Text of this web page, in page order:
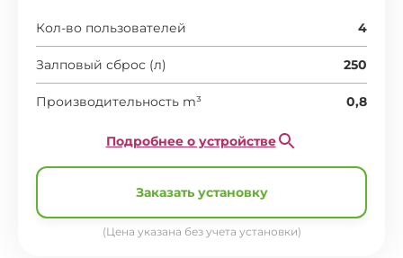
Кол-во пользователей 4
Залповый сброс (л) 250
Производительность m³ 0,8
Подробнее о устройстве
Заказать установку
(Цена указана без учета установки)